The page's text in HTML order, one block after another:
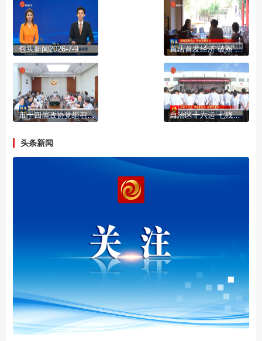
包头新闻2026-7-9 首店首发经济“破圈”发力 包头消费“新”意盎然
市十四届政协党组召开第94次会议 自治区十六运 七残运开闭幕式排演启动
头条新闻